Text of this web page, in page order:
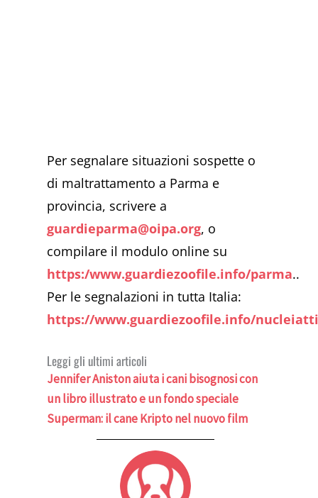
Per segnalare situazioni sospette o
di maltrattamento a Parma e
provincia, scrivere a
guardieparma@oipa.org, o
compilare il modulo online su
https:/www.guardiezoofile.info/parma..
Per le segnalazioni in tutta Italia:
https://www.guardiezoofile.info/
Leggi gli ultimi articoli
Jennifer Aniston aiuta i cani bisognosi con
un libro illustrato e un fondo speciale
Superman: il cane Kripto nel nuovo film